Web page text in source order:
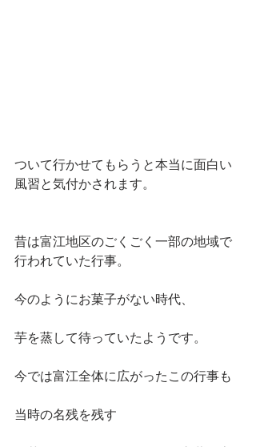
ついて行かせてもらうと本当に面白い
風習と気付かされます。
昔は富江地区のごくごく一部の地域で
行われていた行事。
今のようにお菓子がない時代、
芋を蒸して待っていたようです。
今では富江全体に広がったこの行事も
当時の名残を残す